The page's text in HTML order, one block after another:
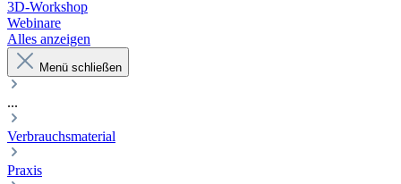
3D-Workshop
Webinare
Alles anzeigen
Menü schließen
...
Verbrauchsmaterial
Praxis